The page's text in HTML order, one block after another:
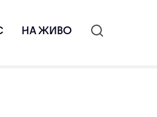
НА ЖИВО